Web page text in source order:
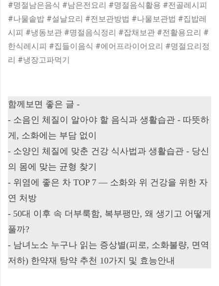
#명절남은음식 #남은전요리 #명절음식활용 #전골레시피
#나물솥밥 #설날요리 #전보관방법 #나물보관법 #집밥레
시피 #냉동보관 #명절음식정리 #잡채보관 #전활용요리 #
한식레시피 #집들이음식 #에어프라이어요리 #명절요리정
리 #냉장고파먹기
함께보면 좋은 글 -
- 소음인 체질이 알아야 할 음식과 생활습관 - 따뜻하
게, 소화에는 부담 없이
- 소양인 체질에 맞춘 건강 식사법과 생활습관 - 당신
의 몸에 맞는 균형 찾기
- 위염에 좋은 차 TOP 7 — 소화와 위 건강을 위한 자
연 처방
- 50대 이후 속 더부룩함, 복부팽만, 왜 생기고 어떻게
풀까?
- 남녀노소 누구나 읽는 증상별(피로, 소화불량, 면역
저하) 한약재 탕약 추천 10가지 및 효능안내